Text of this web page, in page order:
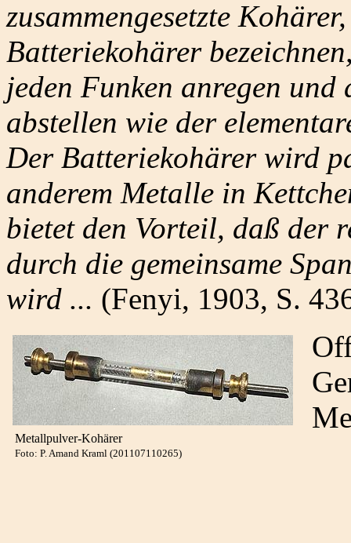
zusammengesetzte
Batteriekohärer
jeden Funken anregen
abstellen wie der
Der Batteriekohärer wird
anderem Metalle in
bietet den Vorteil, daß der
durch die gemeinsame
wird ... (Fenyi, 1903, S.
Metallpulver-Kohärer
Foto: P. Amand Kraml (201107110265)